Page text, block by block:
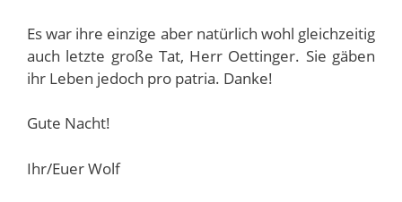
Es war ihre einzige aber natürlich wohl gleichzeitig
auch letzte große Tat, Herr Oettinger. Sie gäben
ihr Leben jedoch pro patria. Danke!
Gute Nacht!
Ihr/Euer Wolf